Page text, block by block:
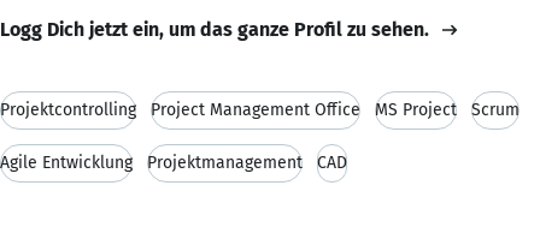
Logg Dich jetzt ein, um das ganze Profil zu sehen.
Projektcontrolling Project Management Office MS Project Scrum
Agile Entwicklung Projektmanagement CAD